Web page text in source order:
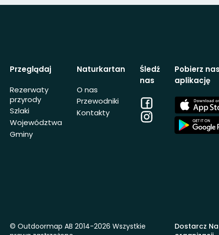
Przeglądaj
Rezerwaty
przyrody
Szlaki
Województwa
Gminy
Naturkartan
O nas
Przewodniki
Kontakty
Śledź
nas
Facebook
Instagram
Pobierz
aplikację
App
Store
App
Store
Dostarcz
© Outdoormap AB 2014-2026 Wszystkie